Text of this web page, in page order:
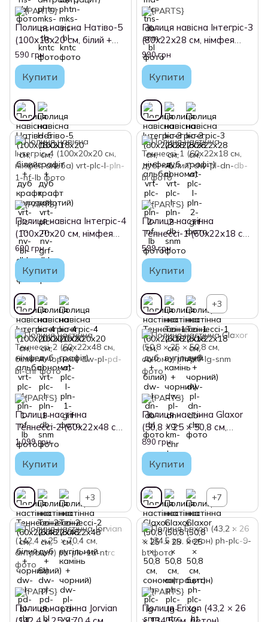
Полиця навісна Натіво-5
(100х18х20 см, білий +
дуб крафт золотий)
590 грн
Купити
Полиця навісна Інтегріс-3
(80х22х28 см, німфея
альба)
990 грн
Купити
Полиця навісна Інтегріс-4
(100х20х20 см, німфея
альба)
690 грн
Купити
Полиця настінна
Теннессі-1 (60х22х18 см,
дуб + білий)
599 грн
Купити
+3
Полиця настінна
Теннессі-2 (60х22х48 см,
білий + чорний)
1 099 грн
Купити
+3
Полиця настінна Glaxor
(50,8 × 25 × 50,8 см,
сонома)
890 грн
Купити
+7
Полиця настінна Jorvian
Полиця Erixon (43,2 × 26